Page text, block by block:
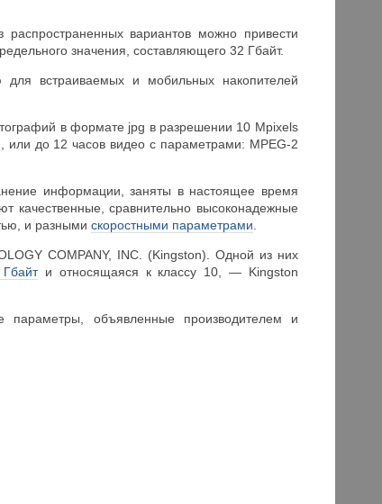
вариантов можно привести
значения, составляющего 32 Гбайт.
встраиваемых и мобильных накопителей
в формате jpg в разрешении 10 Mpixels
до 12 часов видео с параметрами: MPEG-2
информации, заняты в настоящее время
качественные, сравнительно высоконадежные
и разнымискоростными параметрами
COMPANY, INC. (Kingston). Одной из них
и относящаяся к классу 10, — Kingston
объявленные производителем и